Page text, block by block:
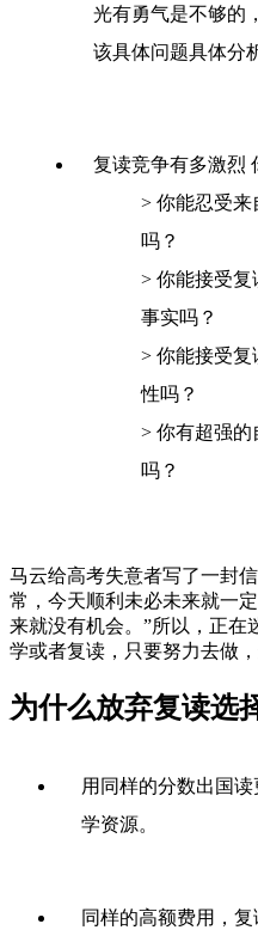
光有勇气是不够的
该具体问题具体分
复读竞争有多激烈
> 你能忍受来
吗？
> 你能接受复
事实吗？
> 你能接受
性吗？
> 你有超强的
吗？
马云给高考失意者写了一封
常，今天顺利未必未来就一
来就没有机会。”所以，正在
学或者复读，只要努力去做
为什么放弃复读选
用同样的分数出国
学资源。
同样的高额费用，